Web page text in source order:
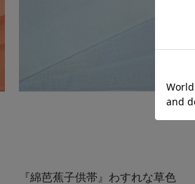
『綿芭蕉子供帯』わすれな草色